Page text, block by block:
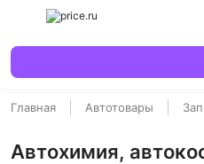
Главная Автотовары
Автохимия,